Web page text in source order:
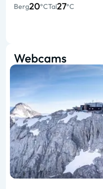
Berg20°CTal27°C
Webcams